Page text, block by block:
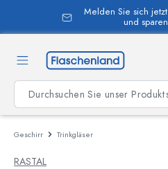
springen
Melden Sie sich
und
Geschirr Trinkgläser
RASTAL